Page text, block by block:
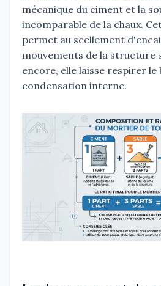
mécanique du ciment et la
incomparable de la chaux.
permet au scellement
mouvements de la structure
encore, elle laisse respirer le
condensation interne.